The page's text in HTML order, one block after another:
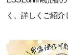
く、詳しくご紹介